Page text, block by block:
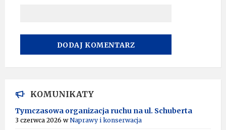
T
E
R
N
KOMUNIKATY
Tymczasowa organizacja ruchu na ul. Schuberta
3 czerwca 2026 wNaprawy i konserwacja